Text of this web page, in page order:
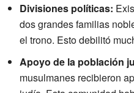
Divisiones políticas:
dos grandes familias
el trono. Esto debilitó
Apoyo de la población
musulmanes recibieron